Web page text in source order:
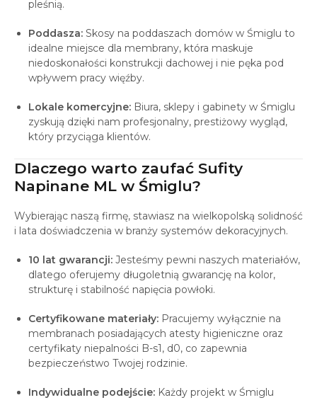
pleśnią.
Poddasza: Skosy na poddaszach domów w Śmiglu to
idealne miejsce dla membrany, która maskuje
niedoskonałości konstrukcji dachowej i nie pęka pod
wpływem pracy więźby.
Lokale komercyjne: Biura, sklepy i gabinety w Śmiglu
zyskują dzięki nam profesjonalny, prestiżowy wygląd,
który przyciąga klientów.
Dlaczego warto zaufać Sufity
Napinane ML w Śmiglu?
Wybierając naszą firmę, stawiasz na wielkopolską solidność
i lata doświadczenia w branży systemów dekoracyjnych.
10 lat gwarancji: Jesteśmy pewni naszych materiałów,
dlatego oferujemy długoletnią gwarancję na kolor,
strukturę i stabilność napięcia powłoki.
Certyfikowane materiały: Pracujemy wyłącznie na
membranach posiadających atesty higieniczne oraz
certyfikaty niepalności B-s1, d0, co zapewnia
bezpieczeństwo Twojej rodzinie.
Indywidualne podejście: Każdy projekt w Śmiglu